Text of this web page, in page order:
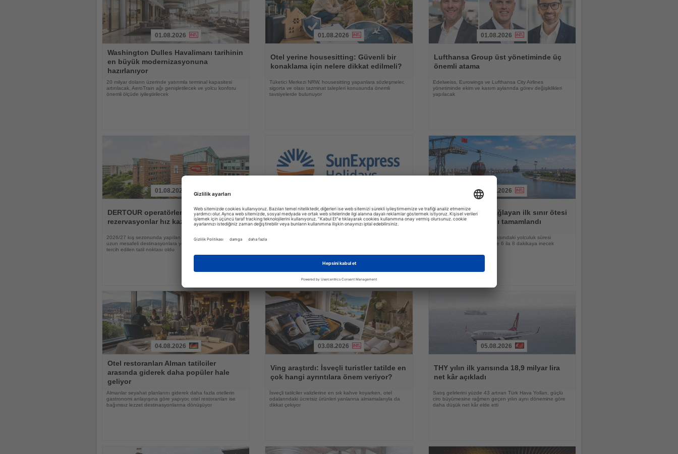
Oku
01.08.2026
Washington Dulles Havalimanı tarihinin
en büyük modernizasyonuna
hazırlanıyor
20 milyar doların üzerinde yatırımla terminal kapasitesi
artırılacak, AeroTrain ağı genişletilecek ve yolcu konforu
önemli ölçüde iyileştirilecek
Oku
01.08.2026
Otel yerine housesitting: Güvenli bir
konaklama için nelere dikkat edilmeli?
Tüketici Merkezi NRW, housesitting yapanlara sözleşmeler,
sigorta ve olası tazminat talepleri konusunda önemli
tavsiyelerde bulunuyor
Oku
01.08.2026
Lufthansa Group üst yönetiminde üç
önemli atama
Edelweiss, Eurowings ve Lufthansa City Airlines
yönetiminde ekim ve kasım aylarında görev değişiklikleri
yapılacak
Oku
01.08.2026
DERTOUR operatörlerinde
rezervasyonlar hız kazandı
2026/27 kış sezonunda yapılan rezervasyonların yarısı
uzun mesafeli destinasyonlara yönelirken Tayland en çok
tercih edilen tatil noktası oldu
OkuSunExpress Holidays paket tur
satışlarına yeni bir dağıtım kanalı
kazandırıyor
Oku
03.08.2026
Çin ile Rusya'yı bağlayan ilk sınır ötesi
teleferikte ana yapı tamamlandı
Heihe ile Blagoveşçensk arasındaki yolculuk süresi
teleferiğin hizmete girmesiyle 6 ila 8 dakikaya inecek
Oku
04.08.2026
Otel restoranları Alman tatilciler
arasında giderek daha popüler hale
geliyor
Almanlar seyahat planlarını giderek daha fazla otellerin
gastronomi anlayışına göre yapıyor, otel restoranları ise
bağımsız lezzet destinasyonlarına dönüşüyor
Oku
03.08.2026
Ving araştırdı: İsveçli turistler tatilde en
çok hangi ayrıntılara önem veriyor?
İsveçli tatilciler valizlerine en sık kahve koyarken, otel
odalarındaki ücretsiz ürünleri yanlarına almamalarıyla da
dikkat çekiyor
Oku
05.08.2026
THY yılın ilk yarısında 18,9 milyar lira
net kâr açıkladı
Satış gelirlerini yüzde 43 artıran Türk Hava Yolları, güçlü
ciro büyümesine rağmen geçen yılın aynı dönemine göre
daha düşük net kâr elde etti